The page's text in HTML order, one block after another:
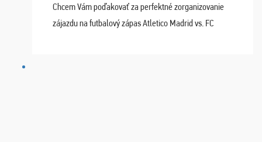
Chcem Vám poďakovať za perfektné zorganizovanie
zájazdu na futbalový zápas Atletico Madrid vs. FC